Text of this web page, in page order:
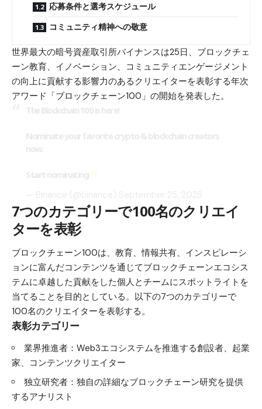
応募条件と選考スケジュール
コミュニティ精神への敬意
世界最大の暗号資産取引所バイナンスは25日、ブロックチェ
ーン教育、イノベーション、コミュニティエンゲージメント
の向上に貢献する影響力のあるクリエイターを表彰する年次
アワード「ブロックチェーン100」の開始を発表した。
7つのカテゴリーで100名のクリエイ
ターを表彰
ブロックチェーン100は、教育、情報共有、インスピレーシ
ョンに富んだコンテンツを通じてブロックチェーンエコシス
テムに卓越した貢献をした個人とチームにスポットライトを
当てることを目的としている。以下の7つのカテゴリーで
100名のクリエイターを表彰する。
表彰カテゴリー
業界推進者：Web3エコシステムを推進する創設者、起業
家、コンテンツクリエイター
独立研究者：独自の詳細なブロックチェーン研究を提供
するアナリスト